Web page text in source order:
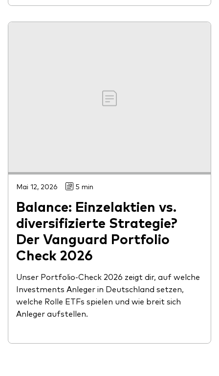
Mai 12, 2026 5 min
Balance: Einzelaktien vs.
diversifizierte Strategie?
Der Vanguard Portfolio
Check 2026
Unser Portfolio-Check 2026 zeigt dir, auf welche
Investments Anleger in Deutschland setzen,
welche Rolle ETFs spielen und wie breit sich
Anleger aufstellen.